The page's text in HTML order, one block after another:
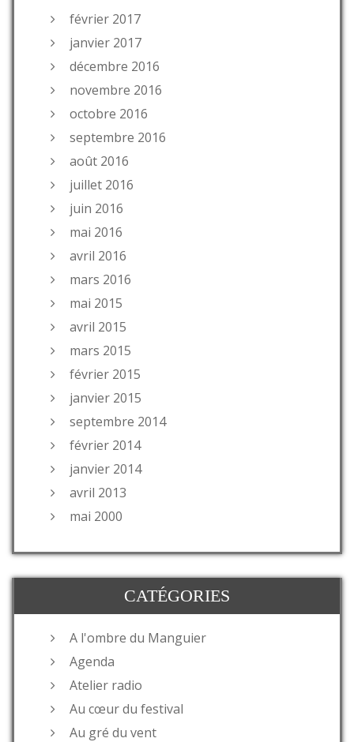
février 2017
janvier 2017
décembre 2016
novembre 2016
octobre 2016
septembre 2016
août 2016
juillet 2016
juin 2016
mai 2016
avril 2016
mars 2016
mai 2015
avril 2015
mars 2015
février 2015
janvier 2015
septembre 2014
février 2014
janvier 2014
avril 2013
mai 2000
CATÉGORIES
A l'ombre du Manguier
Agenda
Atelier radio
Au cœur du festival
Au gré du vent